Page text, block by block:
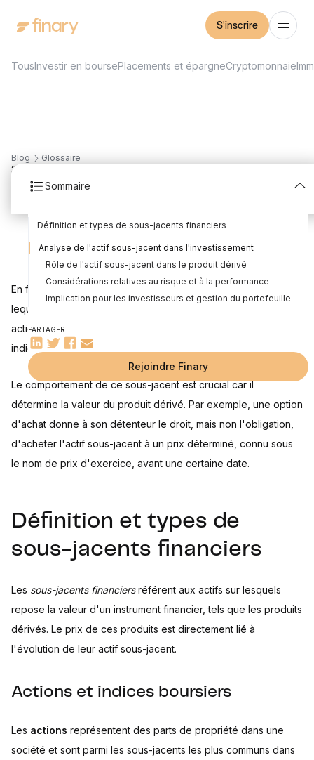
S'inscrire
Blog Glossaire
Sommaire
Définition et types de sous-jacents financiers
Actions et indices boursiers
Obligations et autres instruments de dette
Produits dérivés et leur fonctionnement
Instruments financiers complexes
Analyse de l'actif sous-jacent dans l'investissement
Rôle de l'actif sous-jacent dans le produit dérivé
Considérations relatives au risque et à la performance
Implication pour les investisseurs et gestion du portefeuille
PARTAGER
Rejoindre Finary
3
Rédigé parMounir Laggoune Édité parMounir Laggoune
En finance, le terme "sous-jacent" désigne l'actif de base sur
lequel est construit un produit dérivé. Cet actif peut être une
action, une obligation, un bien matériel, un taux d’intérêt ou un
indice boursier.
Le comportement de ce sous-jacent est crucial car il
détermine la valeur du produit dérivé. Par exemple, une option
d'achat donne à son détenteur le droit, mais non l'obligation,
d'acheter l'actif sous-jacent à un prix déterminé, connu sous
le nom de prix d'exercice, avant une certaine date.
Définition et types de
sous-jacents financiers
Les sous-jacents financiersréférent aux actifs sur lesquels
repose la valeur d'un instrument financier, tels que les produits
dérivés. Le prix de ces produits est directement lié à
l'évolution de leur actif sous-jacent.
Actions et indices boursiers
Les actions représentent des parts de propriété dans une
société et sont parmi les sous-jacents les plus communs dans
TousInvestir en boursePlacements et épargneCryptomonnaie